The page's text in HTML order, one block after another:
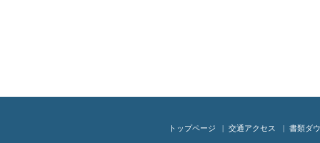
トップページ 交通アクセス 書類ダ